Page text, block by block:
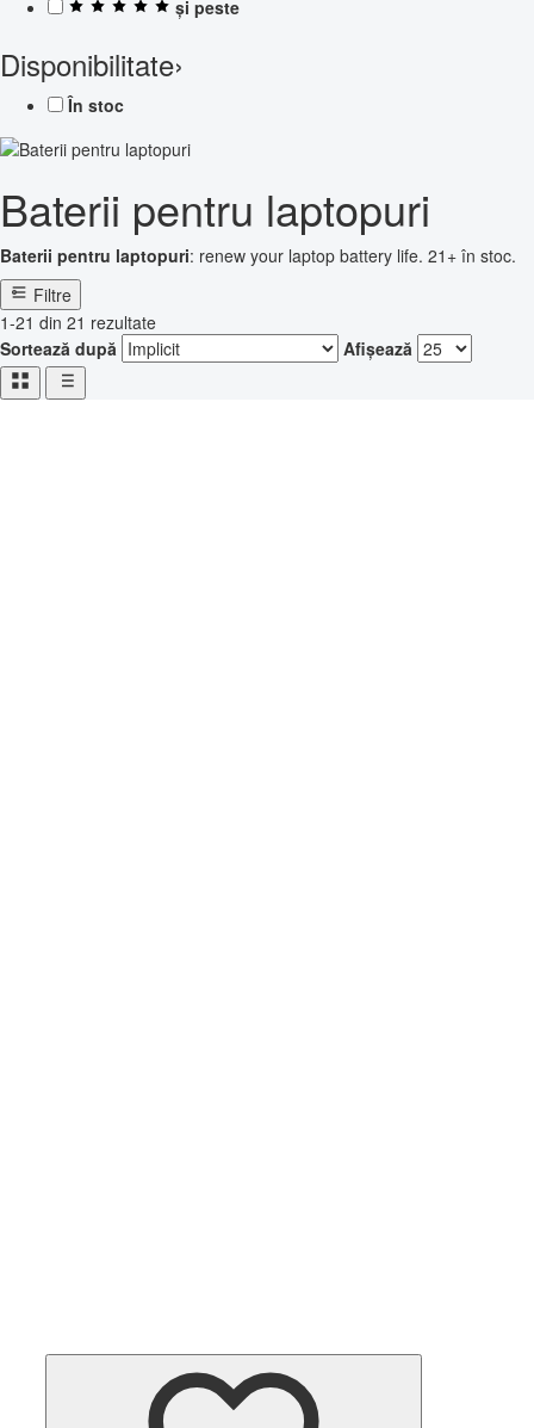
și peste
Disponibilitate›
În stoc
Baterii pentru laptopuri
Baterii pentru laptopuri: renew your laptop battery life. 21+ în stoc.
Filtre
1-21 din 21 rezultate
Sortează după
Afișează